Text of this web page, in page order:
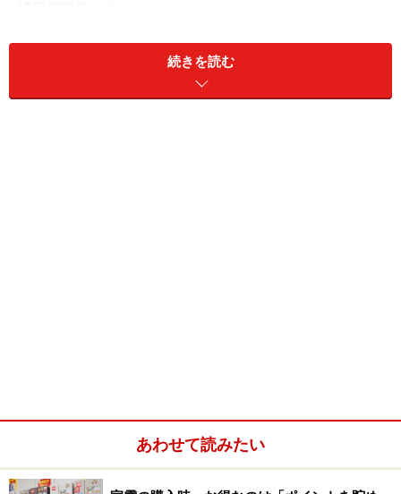
英会話 Make it!
の（英・独・仏・西・伊）の5ヶ国語分
ときのお助け英語自由自在」、「ビジネス英語自由自
在」、や「世界の料理・メニュー辞典」も収録されてい
続きを読む
あわせて読みたい